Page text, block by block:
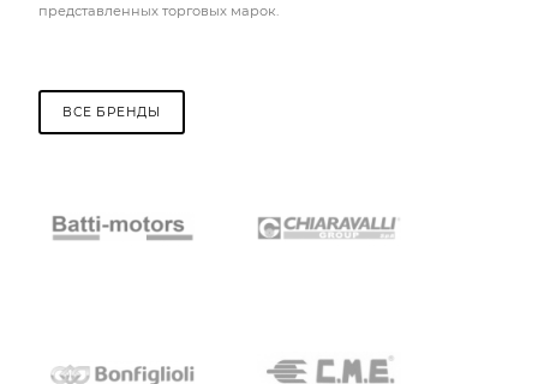
представленных торговых марок.
ВСЕ БРЕНДЫ